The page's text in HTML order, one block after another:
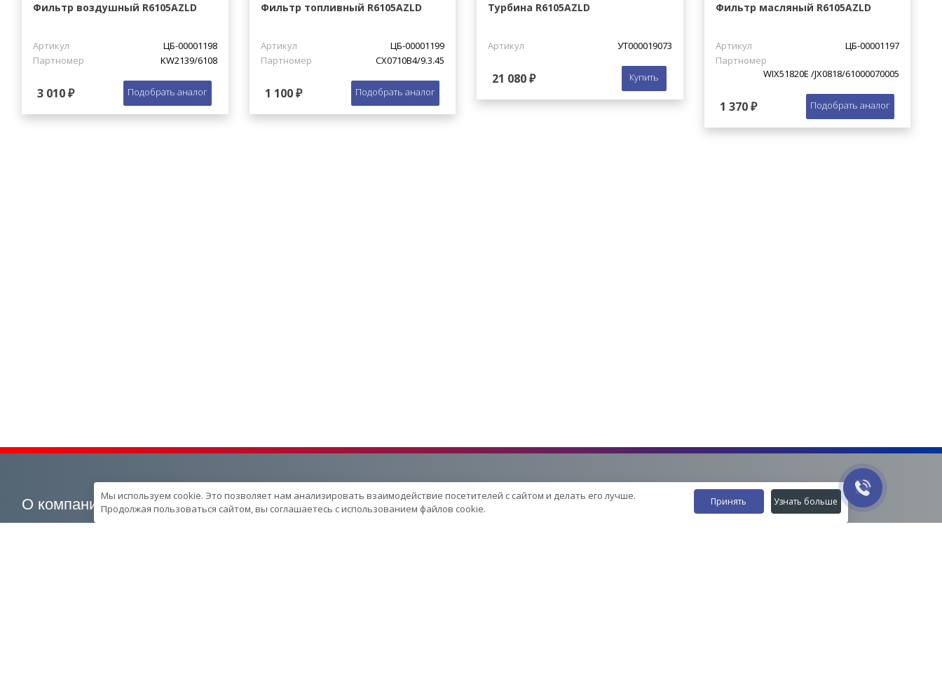
Фильтр воздушный R6105AZLD
Артикул
ЦБ-00001198
Партномер
KW2139/6108
3 010 ₽ Подобрать аналог
Фильтр топливный R6105AZLD
Артикул
ЦБ-00001199
Партномер
CX0710B4/9.3.45
1 100 ₽ Подобрать аналог
Турбина R6105AZLD
Артикул УТ000019073
21 080 ₽ Купить
Фильтр масляный R6105AZLD
Артикул
ЦБ-00001197
Партномер
WIX51820E /JX0818/61000070005
1 370 ₽ Подобрать аналог
О компании Наша продукция Услуги
Наши контакты
Мы используем cookie. Это позволяет нам анализировать взаимодействие посетителей с сайтом и делать его лучше.
Продолжая пользоваться сайтом, вы соглашаетесь с использованием файлов cookie.
Принять Узнать больше